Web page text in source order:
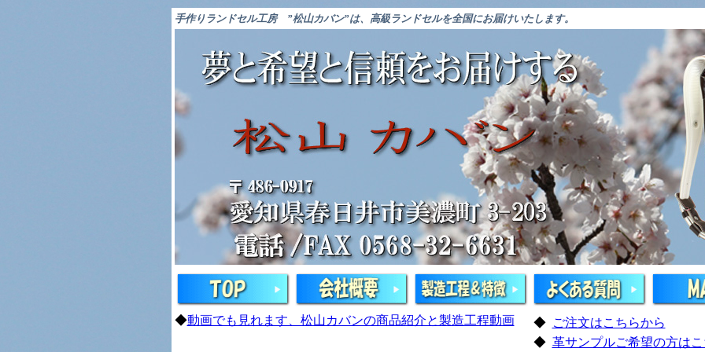
手作りランドセル工房 ”松山カバン”は、高級ランドセルを全国にお届けいたします。
◆動画でも見れます、松山カバンの商品紹介と製造工程動画 ◆
ご注文はこちらから
◆ 革サンプルご希望の方は